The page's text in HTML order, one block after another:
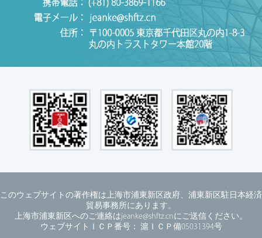
このウェブサイトの著作権は上海市浦東新区政府、浦東新区駐日本経済
貿易事務所にあります。
上海市浦東新区へのご連絡はjeanke@shftz.cnにご送信ください。
ウェブサイトＩＣＰ番号： 滬ＩＣＰ備05031394号